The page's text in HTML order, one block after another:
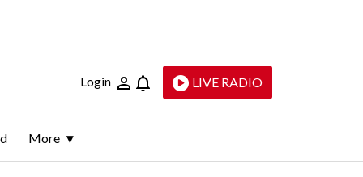
Login LIVE RADIO
More